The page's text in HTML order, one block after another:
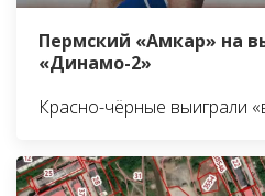
Пермский «Амкар» на
«Динамо-2»
Красно-чёрные выиграли